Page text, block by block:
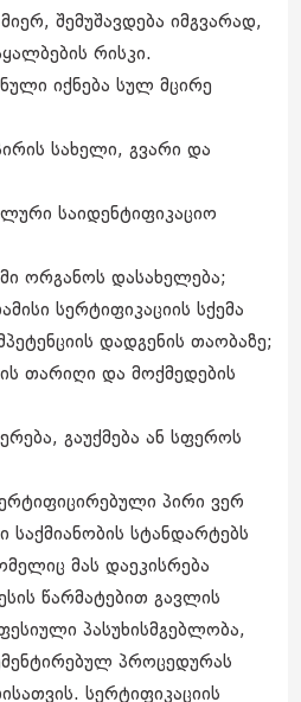
შემუშავდება იმგვარად,
რისკი.
იქნება სულ მცირე
სახელი, გვარი და
საიდენტიფიკაციო
ორგანოს დასახელება;
სერტიფიკაციის სქემა
დადგენის თაობაზე;
თარიღი და მოქმედების
გაუქმება ან სფეროს
პირი ვერ
სტანდარტებს
მას დაეკისრება
წარმატებით გავლის
პასუხისმგებლობა,
პროცედურას
სერტიფიკაციის